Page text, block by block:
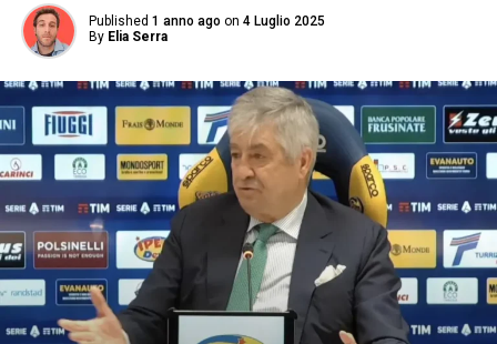
Published 1 anno ago on 4 Luglio 2025
By Elia Serra